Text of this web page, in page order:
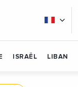
ISRAËL LIBAN